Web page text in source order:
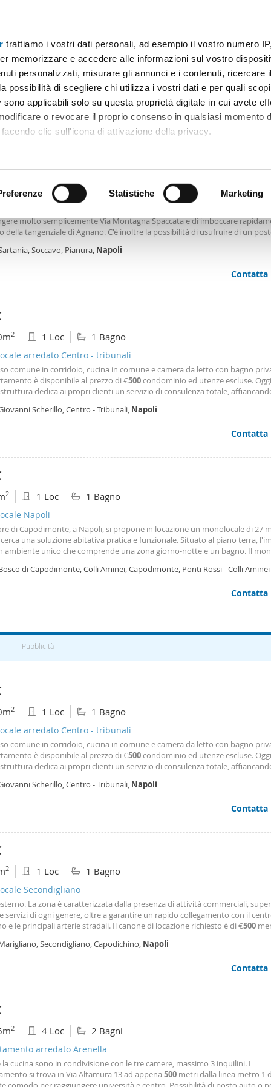
trattiamo i vostri dati personali, ad esempio il vostro numero
memorizzare e accedere alle informazioni sul vostro
personalizzati, misurare gli annunci e i contenuti, ricercare
possibilità di scegliere chi utilizza i vostri dati e per quali
applicabili solo su questa proprietà digitale in cui avete
o revocare il proprio consenso in qualsiasi momento
clic sull'icona di attivazione della privacy.
scansionandolo attivamente alla ricerca di caratteristiche
elaborati i tuoi dati personali e imposta le tue preferenze
ritirare il tuo consenso in qualsiasi momento dalla
contenuti ed annunci, per fornire funzionalità dei
Condividiamo inoltre informazioni sul modo in cui utilizza il
di analisi dei dati web, pubblicità e social media, i quali
che ha fornito loro o che hanno raccolto dal suo utilizzo
Statistiche Marketing
A 500€ Superficie Locali Più filtri - 1
napoli
Ordine Mioaffitto
arredato Soccavo
molto semplicemente Via Montagna Spaccata e di imboccare
della tangenziale di Agnano. C'è inoltre la possibilità di usufruire di un
per la casa non arredata, oppure a
Soccavo, Pianura, Napoli
Contatta
2 1 Loc 1 Bagno
arredato Centro - tribunali
comune in corridoio, cucina in comune e camera da letto con bagno
è disponibile al prezzo di €500condominio ed utenze escluse.
dedica ai propri clienti un servizio di consulenza totale,
di legge, eseguendo le ispezioni
Scherillo, Centro - Tribunali, Napoli
Contatta
2 1 Loc 1 Bagno
Napoli
di Capodimonte, a Napoli, si propone in locazione un monolocale di 27
una soluzione abitativa pratica e funzionale. Situato al piano terra,
ambiente unico che comprende una zona giorno-notte e un bagno. Il
di godere delle bellezze del quartiere, con il famoso Museo di
centro città e altre aree di interesse. Perfetto per single o giovani coppie,
di Capodimonte, Colli Aminei, Capodimonte, Ponti Rossi - Colli Aminei
Contatta
Pubblicità
2 1 Loc 1 Bagno
arredato Centro - tribunali
comune in corridoio, cucina in comune e camera da letto con bagno
è disponibile al prezzo di €500condominio ed utenze escluse.
dedica ai propri clienti un servizio di consulenza totale,
di legge, eseguendo le ispezioni
Scherillo, Centro - Tribunali, Napoli
Contatta
2 1 Loc 1 Bagno
Secondigliano
La zona è caratterizzata dalla presenza di attività commerciali,
servizi di ogni genere, oltre a garantire un rapido collegamento con il
e le principali arterie stradali. Il canone di locazione richiesto è di €500
– Via Bernardo
Secondigliano, Capodichino, Napoli
Contatta
2 4 Loc 2 Bagni
arredato Arenella
la cucina sono in condivisione con le tre camere, massimo 3 inquilini. L
si trova in Via Altamura 13 ad appena 500 metri dalla linea metro 1